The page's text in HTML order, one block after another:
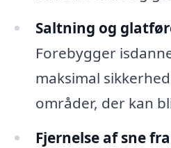
Saltning og
Forebygger
maksimal
områder, der kan
Fjernelse af sne